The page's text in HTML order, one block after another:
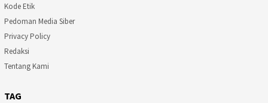
Kode Etik
Pedoman Media Siber
Privacy Policy
Redaksi
Tentang Kami
TAG